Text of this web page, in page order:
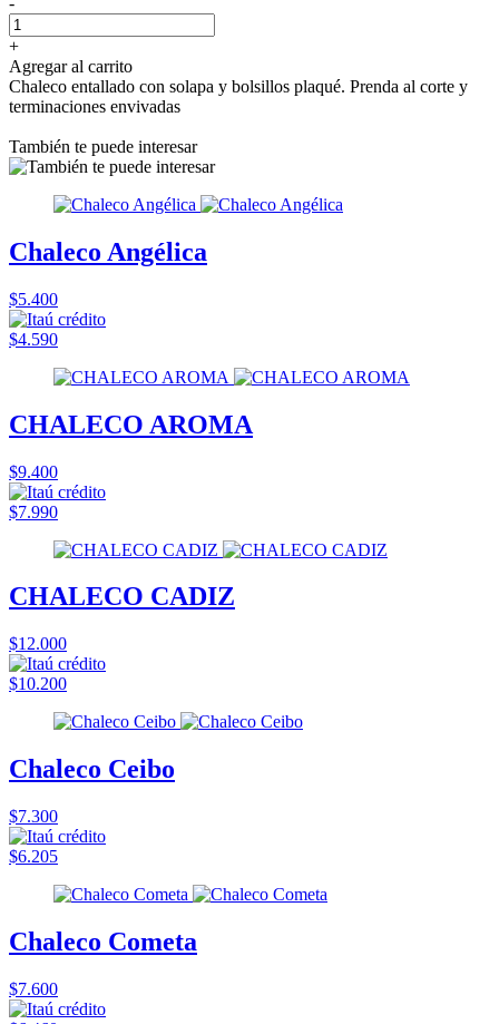
+
Agregar al carrito
Chaleco entallado con solapa y bolsillos plaqué. Prenda al corte y
terminaciones envivadas
También te puede interesar
Chaleco Angélica
$5.400
$4.590
CHALECO AROMA
$9.400
$7.990
CHALECO CADIZ
$12.000
$10.200
Chaleco Ceibo
$7.300
$6.205
Chaleco Cometa
$7.600